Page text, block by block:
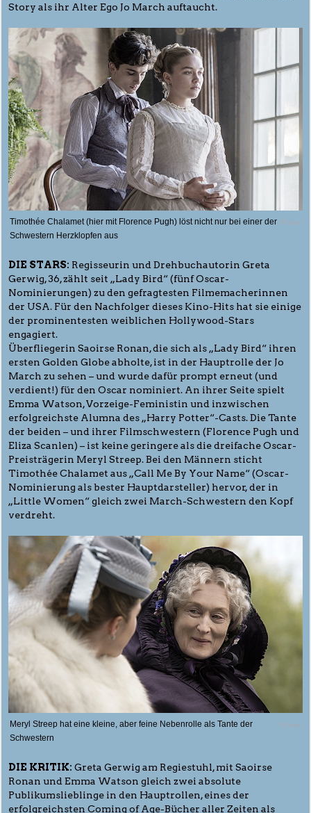
Story als ihr Alter Ego Jo March auftaucht.
Timothée Chalamet (hier mit Florence Pugh) löst nicht nur bei einer der
Schwestern Herzklopfen aus
© Sony
DIE STARS: Regisseurin und Drehbuchautorin Greta
Gerwig, 36, zählt seit „Lady Bird“ (fünf Oscar-
Nominierungen) zu den gefragtesten Filmemacherinnen
der USA. Für den Nachfolger dieses Kino-Hits hat sie einige
der prominentesten weiblichen Hollywood-Stars
engagiert.
Überfliegerin Saoirse Ronan, die sich als „Lady Bird“ ihren
ersten Golden Globe abholte, ist in der Hauptrolle der Jo
March zu sehen – und wurde dafür prompt erneut (und
verdient!) für den Oscar nominiert. An ihrer Seite spielt
Emma Watson, Vorzeige-Feministin und inzwischen
erfolgreichste Alumna des „Harry Potter“-Casts. Die Tante
der beiden – und ihrer Filmschwestern (Florence Pugh und
Eliza Scanlen) – ist keine geringere als die dreifache Oscar-
Preisträgerin Meryl Streep. Bei den Männern sticht
Timothée Chalamet aus „Call Me By Your Name“ (Oscar-
Nominierung als bester Hauptdarsteller) hervor, der in
„Little Women“ gleich zwei March-Schwestern den Kopf
verdreht.
Meryl Streep hat eine kleine, aber feine Nebenrolle als Tante der
Schwestern
© Sony
DIE KRITIK: Greta Gerwig am Regiestuhl, mit Saoirse
Ronan und Emma Watson gleich zwei absolute
Publikumslieblinge in den Hauptrollen, eines der
erfolgreichsten Coming of Age-Bücher aller Zeiten als